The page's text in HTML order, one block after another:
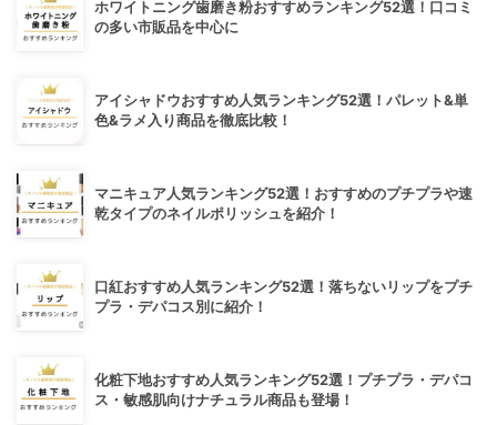
ホワイトニング歯磨き粉おすすめランキング52選！口コミ
の多い市販品を中心に
アイシャドウおすすめ人気ランキング52選！パレット&単
色&ラメ入り商品を徹底比較！
マニキュア人気ランキング52選！おすすめのプチプラや速
乾タイプのネイルポリッシュを紹介！
口紅おすすめ人気ランキング52選！落ちないリップをプチ
プラ・デパコス別に紹介！
化粧下地おすすめ人気ランキング52選！プチプラ・デパコ
ス・敏感肌向けナチュラル商品も登場！